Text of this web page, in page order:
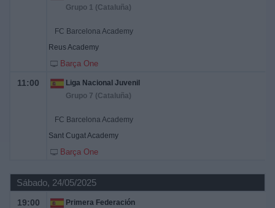
Grupo 1 (Cataluña)
FC Barcelona Academy
Reus Academy
Barça One
11:00
Liga Nacional Juvenil
Grupo 7 (Cataluña)
FC Barcelona Academy
Sant Cugat Academy
Barça One
Sábado, 24/05/2025
19:00
Primera Federación